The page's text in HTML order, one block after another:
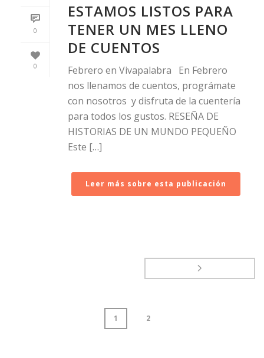
0
0
ESTAMOS LISTOS PARA
TENER UN MES LLENO
DE CUENTOS
Febrero en Vivapalabra En Febrero
nos llenamos de cuentos, prográmate
con nosotros y disfruta de la cuentería
para todos los gustos. RESEÑA DE
HISTORIAS DE UN MUNDO PEQUEÑO
Este […]
Leer más sobre esta publicación
1 2